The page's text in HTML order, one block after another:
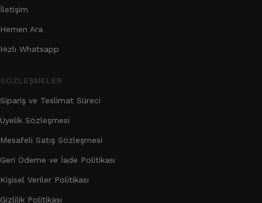
İletişim
Hemen Ara
Hızlı Whatsapp
SÖZLEŞMELER
Sipariş ve Teslimat Süreci
Üyelik Sözleşmesi
Mesafeli Satış Sözleşmesi
Geri Ödeme ve İade Politikası
Kişisel Veriler Politikası
Gizlilik Politikası